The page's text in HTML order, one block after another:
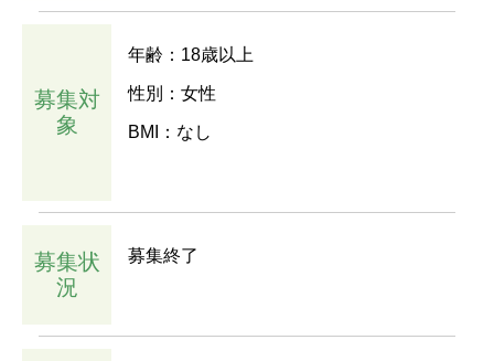
募集対
象
年齢：18歳以上
性別：女性
BMI：なし
募集状
況
募集終了